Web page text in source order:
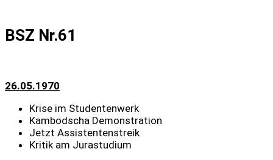
BSZ Nr.61
26.05.1970
Krise im Studentenwerk
Kambodscha Demonstration
Jetzt Assistentenstreik
Kritik am Jurastudium